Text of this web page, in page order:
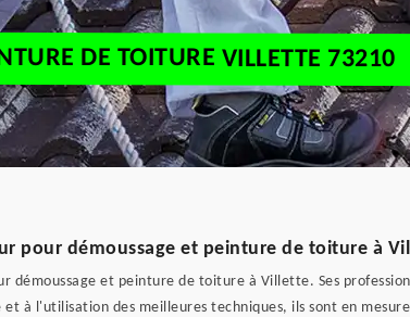
DE TOITURE VILLETTE 73210
pour démoussage et peinture de toiture à
démoussage et peinture de toiture à Villette. Ses
à l'utilisation des meilleures techniques, ils sont en